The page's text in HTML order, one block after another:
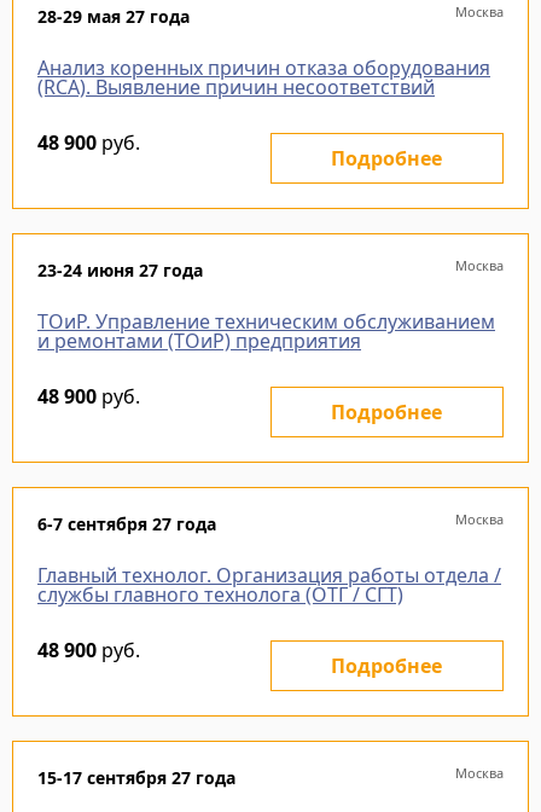
28-29 мая 27 года Москва
Анализ коренных причин отказа оборудования
(RCA). Выявление причин несоответствий
48 900 руб.
Подробнее
23-24 июня 27 года Москва
ТОиР. Управление техническим обслуживанием
и ремонтами (ТОиР) предприятия
48 900 руб.
Подробнее
6-7 сентября 27 года Москва
Главный технолог. Организация работы отдела /
службы главного технолога (ОТГ / СГТ)
48 900 руб.
Подробнее
15-17 сентября 27 года Москва